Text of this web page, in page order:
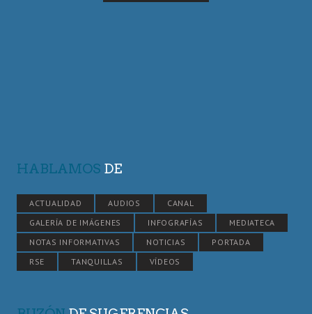
HABLAMOS DE
ACTUALIDAD AUDIOS
CANAL
GALERÍA DE IMÁGENES
INFOGRAFÍAS
MEDIATECA
NOTAS INFORMATIVAS
NOTICIAS
PORTADA
RSE
TANQUILLAS VÍDEOS